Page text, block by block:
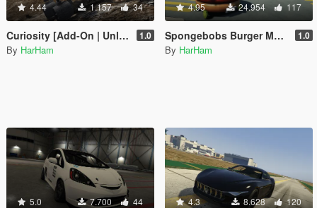
4.44 1.157 34
Curiosity [Add-On | Unlocked] 1.0
By HarHam
4.95 24.954 117
Spongebobs Burger Mobile [Add-On | Unlocked] 1.0
By HarHam
5.0 7.700 44 4.3 8.628 120